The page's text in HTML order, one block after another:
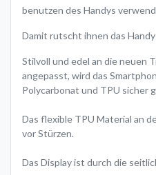
benutzen des Handys
Damit rutscht ihnen das
Stilvoll und edel an die neuen
angepasst, wird das
Polycarbonat und TPU sicher
Das flexible TPU Material an
vor Stürzen.
Das Display ist durch die